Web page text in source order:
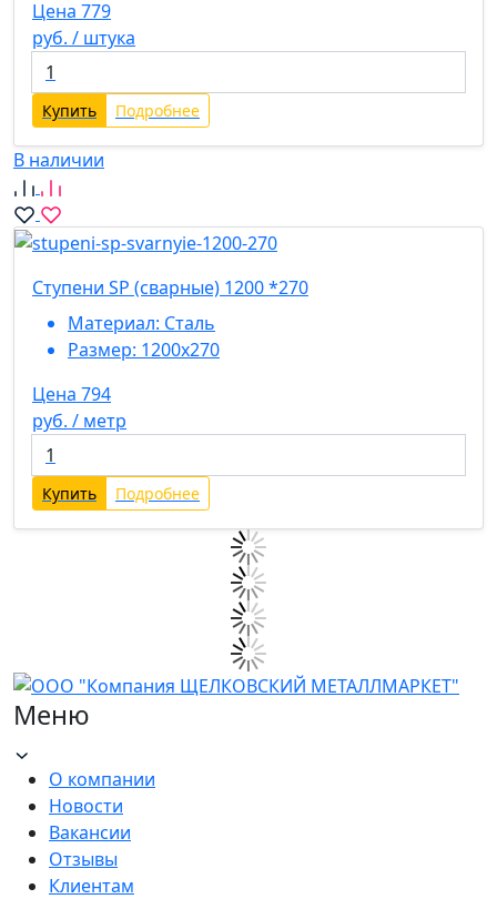
Цена 779
руб. / штука
Купить Подробнее
В наличии
Ступени SP (сварные) 1200 *270
Материал: Сталь
Размер: 1200х270
Цена 794
руб. / метр
Купить Подробнее
Меню
О компании
Новости
Вакансии
Отзывы
Клиентам